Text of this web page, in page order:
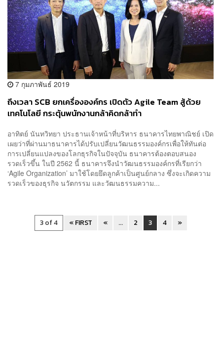
7 กุมภาพันธ์ 2019
ถึงเวลา SCB ยกเครื่ององค์กร เปิดตัว Agile Team สู้ด้วย
เทคโนโลยี กระตุ้นพนักงานกล้าคิดกล้าทำ
อาทิตย์ นันทวิทยา ประธานเจ้าหน้าที่บริหาร ธนาคารไทยพาณิชย์ เปิด
เผยว่าที่ผ่านมาธนาคารได้ปรับเปลี่ยนวัฒนธรรมองค์กรเพื่อให้ทันต่อ
การเปลี่ยนแปลงของโลกธุรกิจในปัจจุบัน ธนาคารต้องตอบสนอง
รวดเร็วขึ้น ในปี 2562 นี้ ธนาคารจึงนำวัฒนธรรมองค์กรที่เรียกว่า
‘Agile Organization’ มาใช้โดยยึดลูกค้าเป็นศูนย์กลาง ซึ่งจะเกิดความ
รวดเร็วของธุรกิจ นวัตกรรม และวัฒนธรรมความ...
3 of 4 « FIRST « ... 2 3 4 »